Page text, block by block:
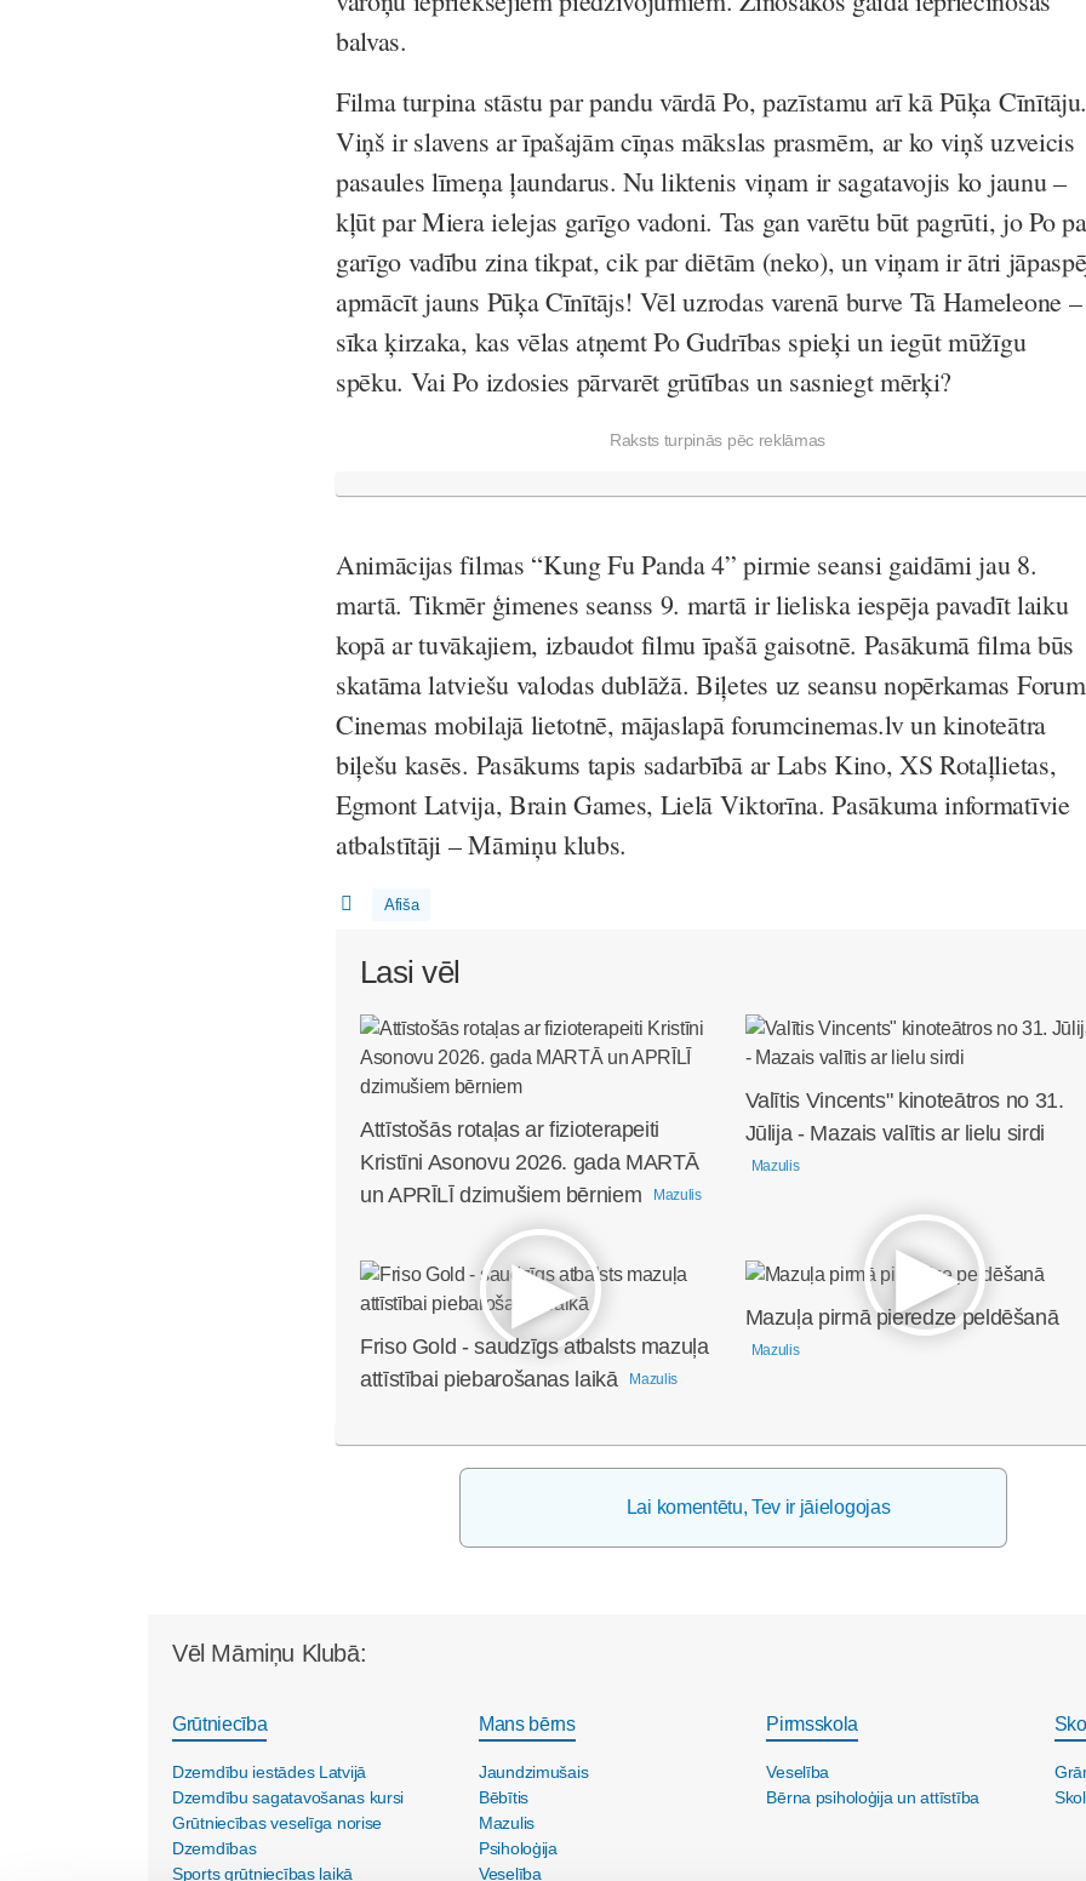
balvas.
Filma turpina stāstu par pandu vārdā Po, pazīstamu arī kā Pūķa Cīnītāju.
Viņš ir slavens ar īpašajām cīņas mākslas prasmēm, ar ko viņš uzveicis
pasaules līmeņa ļaundarus. Nu liktenis viņam ir sagatavojis ko jaunu –
kļūt par Miera ielejas garīgo vadoni. Tas gan varētu būt pagrūti, jo Po
garīgo vadību zina tikpat, cik par diētām (neko), un viņam ir ātri
apmācīt jauns Pūķa Cīnītājs! Vēl uzrodas varenā burve Tā Hameleone –
sīka ķirzaka, kas vēlas atņemt Po Gudrības spieķi un iegūt mūžīgu
spēku. Vai Po izdosies pārvarēt grūtības un sasniegt mērķi?
Raksts turpinās pēc reklāmas
Animācijas filmas “Kung Fu Panda 4” pirmie seansi gaidāmi jau 8.
martā. Tikmēr ģimenes seanss 9. martā ir lieliska iespēja pavadīt laiku
kopā ar tuvākajiem, izbaudot filmu īpašā gaisotnē. Pasākumā filma būs
skatāma latviešu valodas dublāžā. Biļetes uz seansu nopērkamas Forum
Cinemas mobilajā lietotnē, mājaslapā forumcinemas.lv un kinoteātra
biļešu kasēs. Pasākums tapis sadarbībā ar Labs Kino, XS Rotaļlietas,
Egmont Latvija, Brain Games, Lielā Viktorīna. Pasākuma informatīvie
atbalstītāji – Māmiņu klubs.
Afiša
Lasi vēl
Attīstošās rotaļas ar fizioterapeiti
Kristīni Asonovu 2026. gada MARTĀ
un APRĪLĪ dzimušiem bērniem
Mazulis
Valītis Vincents" kinoteātros no 31.
Jūlija - Mazais valītis ar lielu sirdi
Mazulis
Friso Gold - saudzīgs atbalsts mazuļa
attīstībai piebarošanas laikā
Mazulis
Mazuļa pirmā pieredze peldēšanā
Mazulis
Lai komentētu, Tev ir jāielogojas
Vēl Māmiņu Klubā:
Grūtniecība
Dzemdību iestādes Latvijā
Dzemdību sagatavošanas kursi
Grūtniecības veselīga norise
Dzemdības
Sports grūtniecības laikā
Mans bērns
Jaundzimušais
Bēbītis
Mazulis
Psiholoģija
Veselība
Pirmsskola
Veselība
Bērna psiholoģija un attīstība